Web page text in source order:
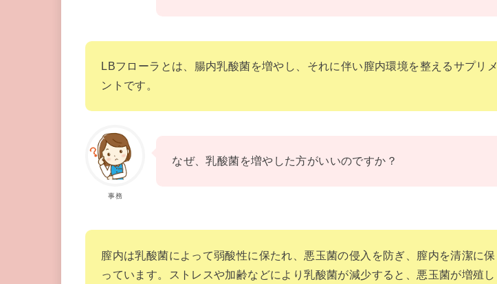
LBフローラとは、腸内乳酸菌を増やし、それに伴い膣内環境を整えるサプリメ
ントです。
事務
なぜ、乳酸菌を増やした方がいいのですか？
膣内は乳酸菌によって弱酸性に保たれ、悪玉菌の侵入を防ぎ、膣内を清潔に保
っています。ストレスや加齢などにより乳酸菌が減少すると、悪玉菌が増殖し